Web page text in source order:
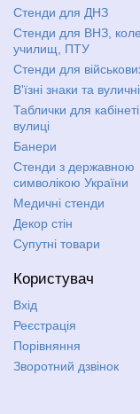
Стенди для ДНЗ
Стенди для ВНЗ,
училищ, ПТУ
Стенди для
В'їзні знаки та
Таблички для
вулиці
Банери
Стенди з державною
символікою України
Медичні стенди
Декор стін
Супутні товари
Користувач
Вхід
Реєстрація
Порівняння
Зворотний дзвінок